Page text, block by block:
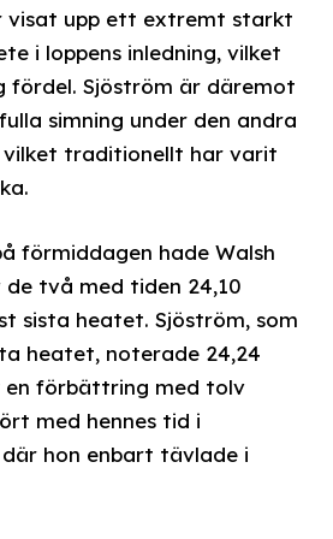
visat upp ett extremt starkt
i loppens inledning, vilket
fördel. Sjöström är däremot
simning under den andra
vilket traditionellt har varit
förmiddagen hade Walsh
två med tiden 24,10
sista heatet. Sjöström, som
heatet, noterade 24,24
en förbättring med tolv
med hennes tid i
hon enbart tävlade i